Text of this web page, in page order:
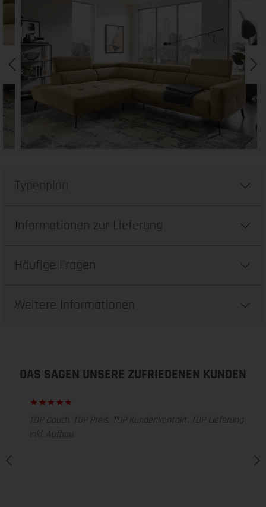
Typenplan
Informationen zur Lieferung
Häufige Fragen
Weitere Informationen
DAS SAGEN UNSERE ZUFRIEDENEN KUNDEN
TOP Couch. TOP Preis. TOP Kundenkontakt. TOP Lieferung
inkl. Aufbau.